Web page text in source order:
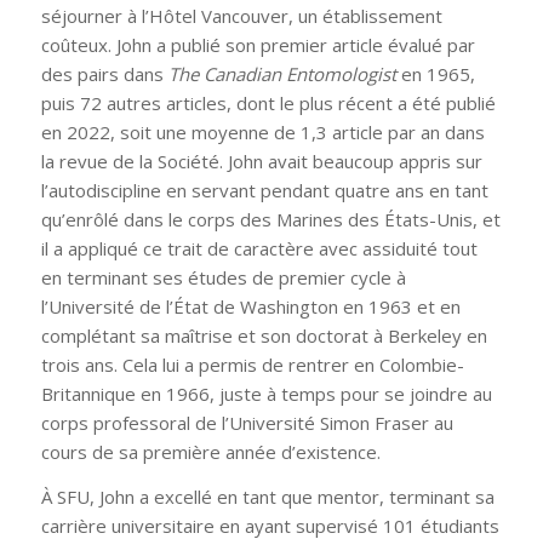
séjourner à l’Hôtel Vancouver, un établissement
coûteux. John a publié son premier article évalué par
des pairs dans The Canadian Entomologisten 1965,
puis 72 autres articles, dont le plus récent a été publié
en 2022, soit une moyenne de 1,3 article par an dans
la revue de la Société. John avait beaucoup appris sur
l’autodiscipline en servant pendant quatre ans en tant
qu’enrôlé dans le corps des Marines des États-Unis, et
il a appliqué ce trait de caractère avec assiduité tout
en terminant ses études de premier cycle à
l’Université de l’État de Washington en 1963 et en
complétant sa maîtrise et son doctorat à Berkeley en
trois ans. Cela lui a permis de rentrer en Colombie-
Britannique en 1966, juste à temps pour se joindre au
corps professoral de l’Université Simon Fraser au
cours de sa première année d’existence.
À SFU, John a excellé en tant que mentor, terminant sa
carrière universitaire en ayant supervisé 101 étudiants